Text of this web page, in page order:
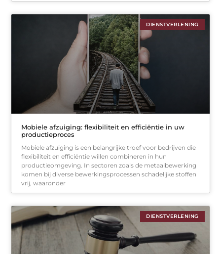
DIENSTVERLENING
Mobiele afzuiging: flexibiliteit en efficiëntie in uw
productieproces
Mobiele afzuiging is een belangrijke troef voor bedrijven die
flexibiliteit en efficiëntie willen combineren in hun
productieomgeving. In sectoren zoals de metaalbewerking
komen bij diverse bewerkingsprocessen schadelijke stoffen
vrij, waaronder
DIENSTVERLENING